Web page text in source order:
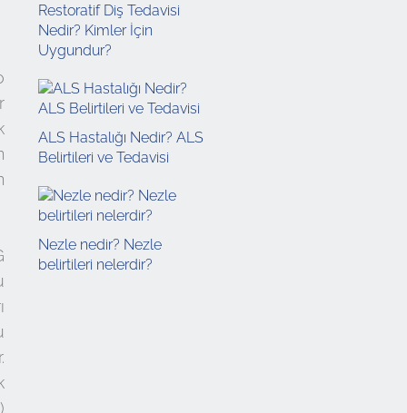
Restoratif Diş Tedavisi
Nedir? Kimler İçin
Uygundur?
ALS Hastalığı Nedir? ALS
Belirtileri ve Tedavisi
Nezle nedir? Nezle
belirtileri nelerdir?